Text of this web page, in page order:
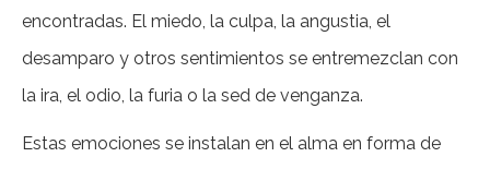
encontradas. El miedo, la culpa, la angustia, el
desamparo y otros sentimientos se entremezclan con
la ira, el odio, la furia o la sed de venganza.
Estas emociones se instalan en el alma en forma de